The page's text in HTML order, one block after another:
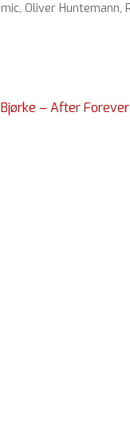
, Oliver Huntemann,
– After Forever